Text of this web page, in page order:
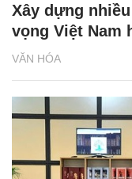
VĂN HÓA
Xây dựng
vọng Việt Nam